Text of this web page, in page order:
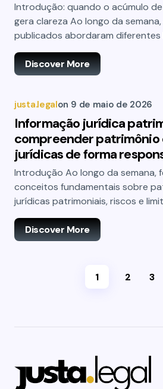
Introdução: quando o acúmulo
gera clareza Ao longo da
publicados abordaram diferentes
Discover More
justa.legalon 9 de maio de 2026
Informação jurídica
compreender patrimônio
jurídicas de forma
Introdução Ao longo da semana,
conceitos fundamentais sobre
jurídicas patrimoniais, riscos e
Discover More
1 2 3